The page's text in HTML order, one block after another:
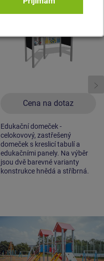
Cena na dotaz
Novinka
Edukační domeček -
celokovový, zastřešený
domeček s kreslicí tabulí a
edukačními panely. Na výběr
jsou dvě barevné varianty
konstrukce hnědá a stříbrná.